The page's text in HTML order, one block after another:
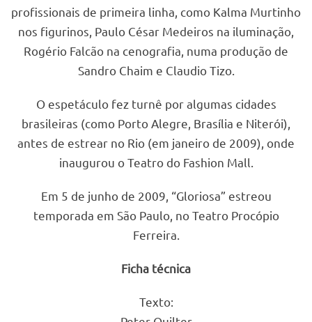
profissionais de primeira linha, como Kalma Murtinho
nos figurinos, Paulo César Medeiros na iluminação,
Rogério Falcão na cenografia, numa produção de
Sandro Chaim e Claudio Tizo.
O espetáculo fez turnê por algumas cidades
brasileiras (como Porto Alegre, Brasília e Niterói),
antes de estrear no Rio (em janeiro de 2009), onde
inaugurou o Teatro do Fashion Mall.
Em 5 de junho de 2009, “Gloriosa” estreou
temporada em São Paulo, no Teatro Procópio
Ferreira.
Ficha técnica
Texto: